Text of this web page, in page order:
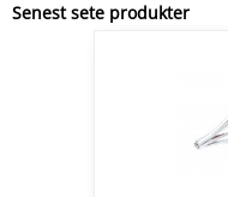
Senest sete produkter